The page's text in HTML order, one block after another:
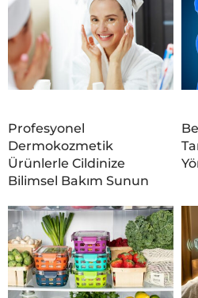
Profesyonel
Dermokozmetik
Ürünlerle Cildinize
Bilimsel Bakım Sunun